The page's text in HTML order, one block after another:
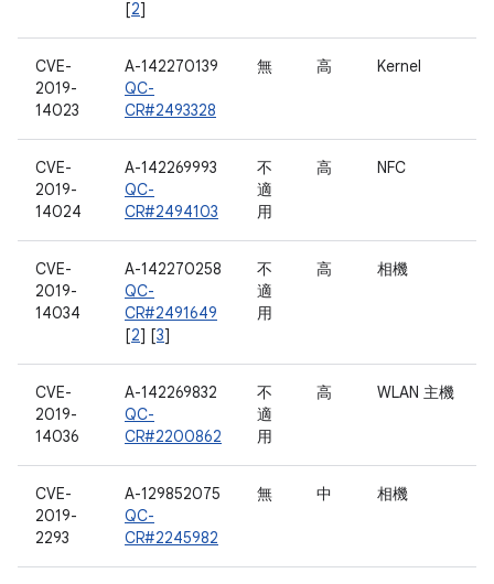
[2]
CVE-
2019-
14023
A-142270139
QC-
CR#2493328
無 高 Kernel
CVE-
2019-
14024
A-142269993
QC-
CR#2494103
不
適
用
高 NFC
CVE-
2019-
14034
A-142270258
QC-
CR#2491649
[2] [3]
不
適
用
高 相機
CVE-
2019-
14036
A-142269832
QC-
CR#2200862
不
適
用
高 WLAN 主機
CVE-
2019-
2293
A-129852075
QC-
CR#2245982
無 中 相機